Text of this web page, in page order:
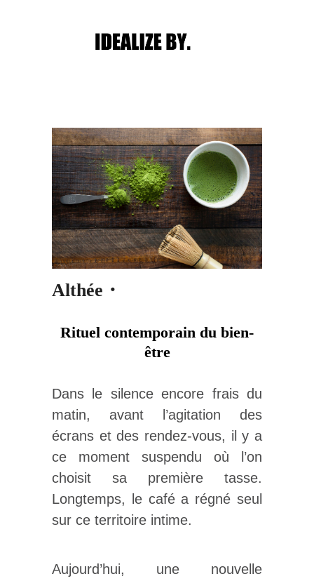
Post navigation
Althée・
Rituel contemporain du bien-
être
Dans le silence encore frais du
matin, avant l’agitation des
écrans et des rendez-vous, il y a
ce moment suspendu où l’on
choisit sa première tasse.
Longtemps, le café a régné seul
sur ce territoire intime.
Aujourd’hui, une nouvelle